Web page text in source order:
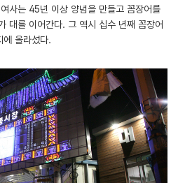
사는 45년 이상 양념을 만들고 꼼장어를
대를 이어간다. 그 역시 십수 년째 꼼장어
에 올라섰다.